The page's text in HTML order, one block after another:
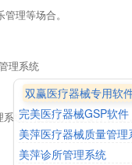
理等场合。
理系统
统广泛适用于西餐厅管理
双赢医疗器械专用软
完美医疗器械GSP软件
美萍医疗器械质量管理
美萍诊所管理系统